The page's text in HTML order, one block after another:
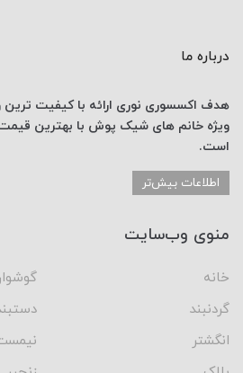
درباره ما
هدف اکسسوری نوری ارائه با کیفیت
ویژه خانم های شیک پوش با بهترین
است.
اطلاعات بیش‌تر
منوی وب‌سایت
خانه
گردنبند
انگشتر